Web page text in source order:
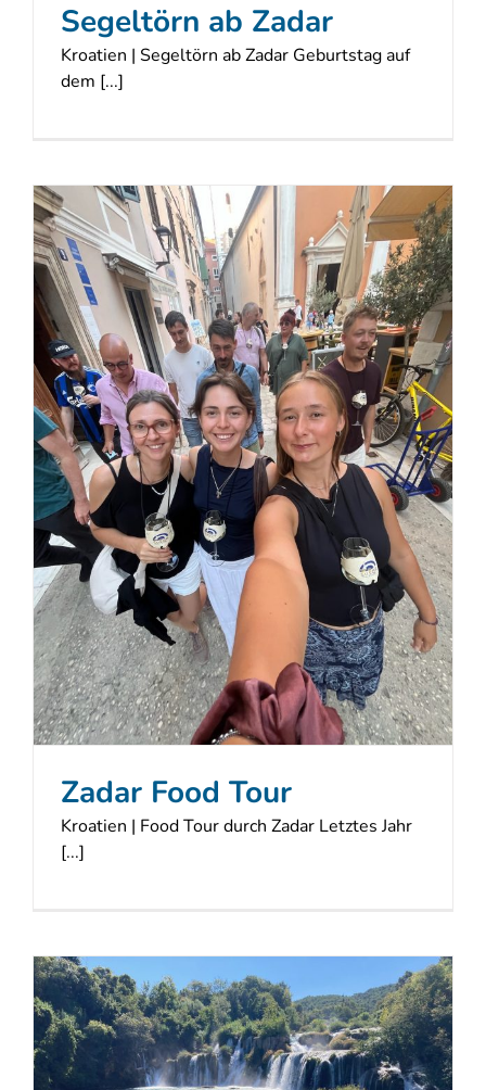
Segeltörn ab Zadar
Kroatien | Segeltörn ab Zadar Geburtstag auf
dem [...]
Zadar Food Tour
Kroatien | Food Tour durch Zadar Letztes Jahr
[...]